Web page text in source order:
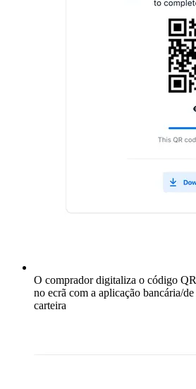
O comprador digitaliza o código QR
no ecrã com a aplicação bancária/de
carteira